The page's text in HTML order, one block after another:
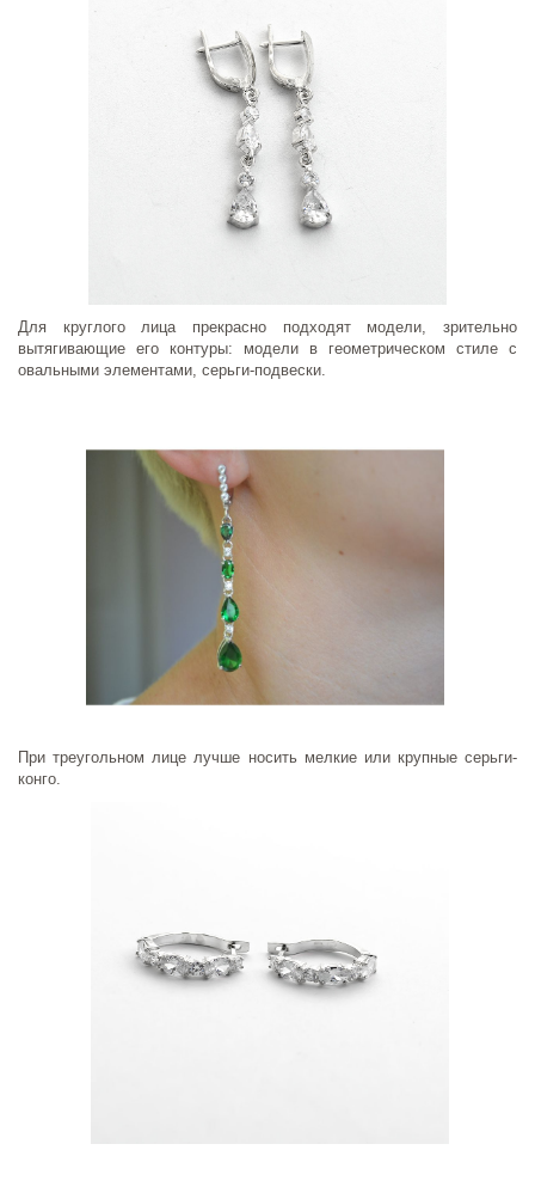
Для круглого лица прекрасно подходят модели, зрительно
вытягивающие его контуры: модели в геометрическом стиле с
овальными элементами, серьги-подвески.
При треугольном лице лучше носить мелкие или крупные серьги-
конго.